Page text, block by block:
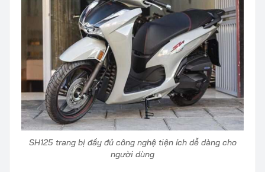
SH125 trang bị đầy đủ công nghệ tiện ích dễ dàng cho
người dùng